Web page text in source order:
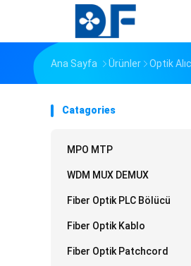
Ana Sayfa Ürünler Optik
Catagories
MPO MTP
WDM MUX DEMUX
Fiber Optik PLC Bölücü
Fiber Optik Kablo
Fiber Optik Patchcord